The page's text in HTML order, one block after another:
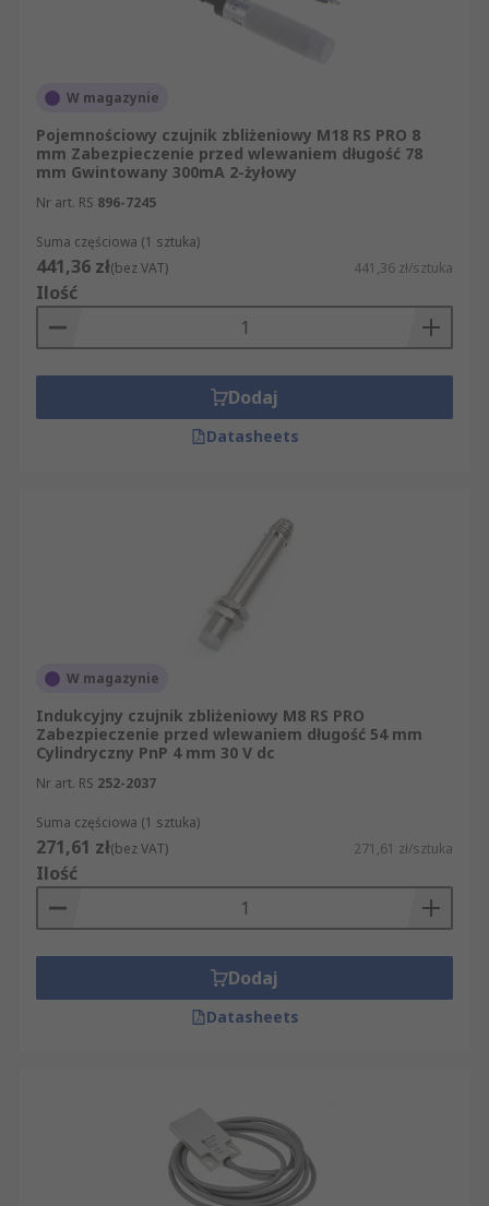
W magazynie
Pojemnościowy czujnik zbliżeniowy M18 RS PRO 8
mm Zabezpieczenie przed wlewaniem długość 78
mm Gwintowany 300mA 2-żyłowy
Nr art. RS 896-7245
Suma częściowa (1 sztuka)
441,36 zł(bez VAT) 441,36 zł/sztuka
Ilość
Dodaj
Datasheets
W magazynie
Indukcyjny czujnik zbliżeniowy M8 RS PRO
Zabezpieczenie przed wlewaniem długość 54 mm
Cylindryczny PnP 4 mm 30 V dc
Nr art. RS 252-2037
Suma częściowa (1 sztuka)
271,61 zł(bez VAT) 271,61 zł/sztuka
Ilość
Dodaj
Datasheets